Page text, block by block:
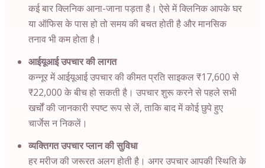
कई बार क्लिनिक आना-जाना पड़ता है। ऐसे में क्लिनिक आपके घर
या ऑफिस के पास हो तो समय की बचत होती है और मानसिक
तनाव भी कम होता है।
आईयूआई उपचार की लागत
कन्नूर में आईयूआई उपचार की कीमत प्रति साइकल ₹17,600 से
₹22,000 के बीच हो सकती है। उपचार शुरू करने से पहले सभी
खर्चों की जानकारी स्पष्ट रूप से लें, ताकि बाद में कोई छुपे हुए
चार्जेस न निकलें।
व्यक्तिगत उपचार प्लान की सुविधा
हर मरीज की जरूरत अलग होती है। अगर उपचार आपकी स्थिति के